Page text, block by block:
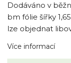
Dodáváno v
bm fólie šířky
lze objednat
Více informací